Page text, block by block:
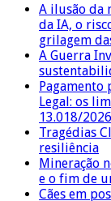
A ilusão da
da IA, o
grilagem
A Guerra
Pagamento
Legal: os
13.018/2026
Tragédias
resiliência
Mineração
e o fim de
Cães em